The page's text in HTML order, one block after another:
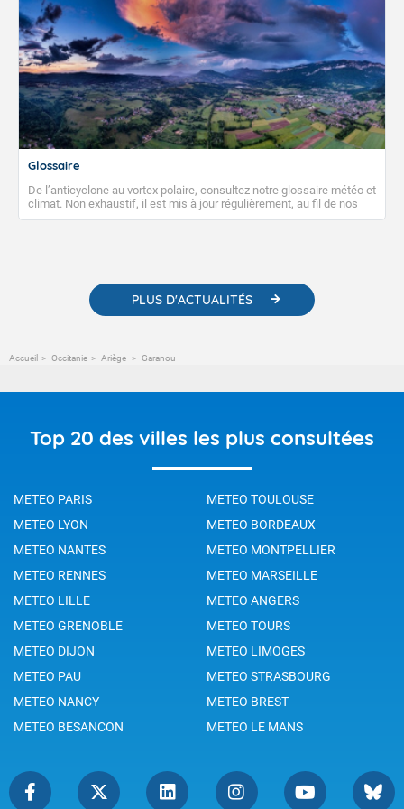
Glossaire
De l’anticyclone au vortex polaire, consultez notre glossaire météo et
climat. Non exhaustif, il est mis à jour régulièrement, au fil de nos
publications. Vous y trouverez également des liens utiles vers nos
PLUS D'ACTUALITÉS
Accueil Occitanie Ariège Garanou
Top 20 des villes les plus consultées
METEO PARIS
METEO TOULOUSE
METEO LYON
METEO BORDEAUX
METEO NANTES
METEO MONTPELLIER
METEO RENNES
METEO MARSEILLE
METEO LILLE
METEO ANGERS
METEO GRENOBLE
METEO TOURS
METEO DIJON
METEO LIMOGES
METEO PAU
METEO STRASBOURG
METEO NANCY
METEO BREST
METEO BESANCON
METEO LE MANS